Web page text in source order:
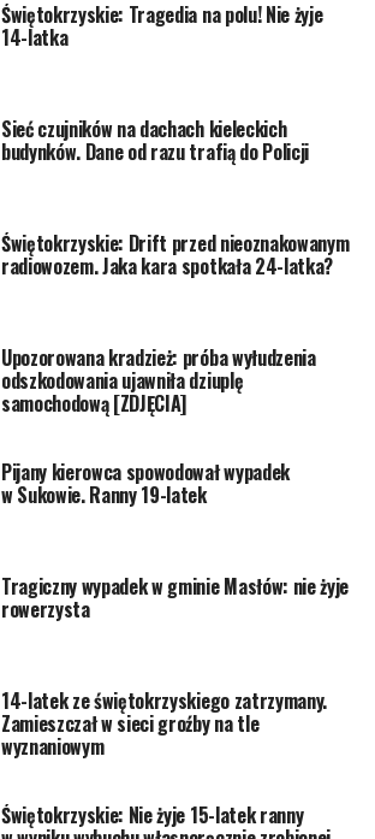
Świętokrzyskie: Tragedia na polu! Nie żyje
14-latka
Sieć czujników na dachach kieleckich
budynków. Dane od razu trafią do Policji
Świętokrzyskie: Drift przed nieoznakowanym
radiowozem. Jaka kara spotkała 24-latka?
Upozorowana kradzież: próba wyłudzenia
odszkodowania ujawniła dziuplę
samochodową [ZDJĘCIA]
Pijany kierowca spowodował wypadek
w Sukowie. Ranny 19-latek
Tragiczny wypadek w gminie Masłów: nie żyje
rowerzysta
14-latek ze świętokrzyskiego zatrzymany.
Zamieszczał w sieci groźby na tle
wyznaniowym
Świętokrzyskie: Nie żyje 15-latek ranny